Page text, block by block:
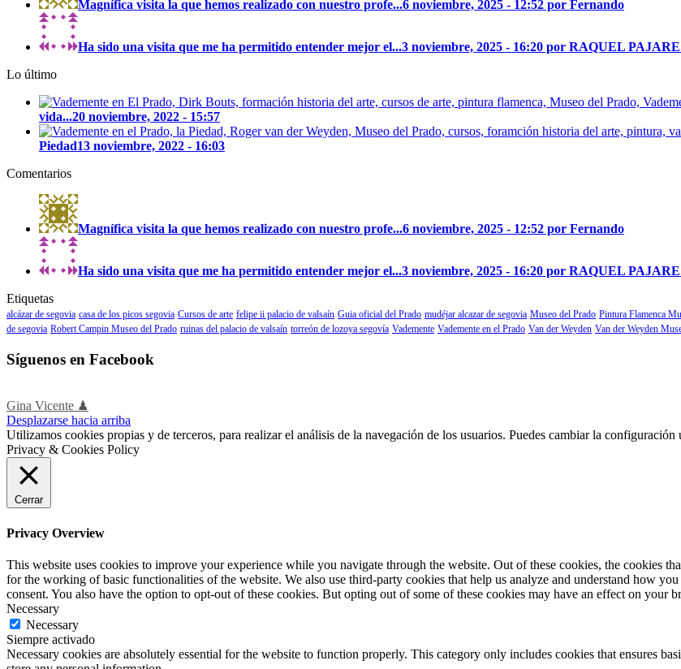
Magnífica visita la que hemos realizado con nuestro profe...6 noviembre, 2025 - 12:52 por Fernando
Ha sido una visita que me ha permitido entender mejor el...3 noviembre, 2025 - 16:20 por RAQUEL
Lo último
vida...20 noviembre, 2022 - 15:57
Piedad13 noviembre, 2022 - 16:03
Comentarios
Magnífica visita la que hemos realizado con nuestro profe...6 noviembre, 2025 - 12:52 por Fernando
Ha sido una visita que me ha permitido entender mejor el...3 noviembre, 2025 - 16:20 por RAQUEL
Etiquetas
alcázar de segovia casa de los picos segovia Cursos de arte felipe ii palacio de valsaín Guia oficial del Prado mudéjar alcazar de segovia Museo del Prado Pintura Flamenca
de segovia Robert Campin Museo del Prado ruinas del palacio de valsaín torreón de lozoya segovía Vademente Vademente en el Prado Van der Weyden Van der Weyden
Síguenos en Facebook
Gina Vicente ♟
Desplazarse hacia arriba
Utilizamos cookies propias y de terceros, para realizar el análisis de la navegación de los usuarios. Puedes cambiar la configuración
Privacy & Cookies Policy
Cerrar
Privacy Overview
This website uses cookies to improve your experience while you navigate through the website. Out of these cookies, the cookies
for the working of basic functionalities of the website. We also use third-party cookies that help us analyze and understand how
consent. You also have the option to opt-out of these cookies. But opting out of some of these cookies may have an effect on your
Necessary
Necessary
Siempre activado
Necessary cookies are absolutely essential for the website to function properly. This category only includes cookies that ensures